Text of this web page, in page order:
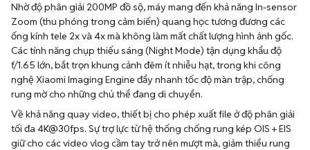
Nhờ độ phân giải 200MP đồ sộ, máy mang đến khả năng In-sensor
Zoom (thu phóng trong cảm biến) quang học tương đương các
ống kính tele 2x và 4x mà không làm mất chất lượng hình ảnh gốc.
Các tính năng chụp thiếu sáng (Night Mode) tận dụng khẩu độ
f/1.65 lớn, bắt trọn khung cảnh đêm ít nhiễu hạt, trong khi công
nghệ Xiaomi Imaging Engine đẩy nhanh tốc độ màn trập, chống
rung mờ cho những chủ thể đang di chuyển.
Về khả năng quay video, thiết bị cho phép xuất file ở độ phân giải
tối đa 4K@30fps. Sự trợ lực từ hệ thống chống rung kép OIS + EIS
giữ cho các video vlog cầm tay trở nên mượt mà, giảm thiểu rung